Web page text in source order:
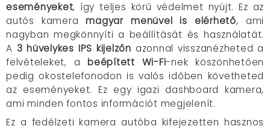
eseményeket, így teljes körű védelmet nyújt. Ez az
autós kameramagyar menüvel is elérhető, ami
nagyban megkönnyíti a beállítását és használatát.
A 3 hüvelykes IPS kijelzőn azonnal visszanézheted a
felvételeket, a beépített Wi-Fi-nek köszönhetően
pedig okostelefonodon is valós időben követheted
az eseményeket. Ez egy igazi dashboard kamera,
ami minden fontos információt megjelenít.
Ez a fedélzeti kamera autóba kifejezetten hasznos